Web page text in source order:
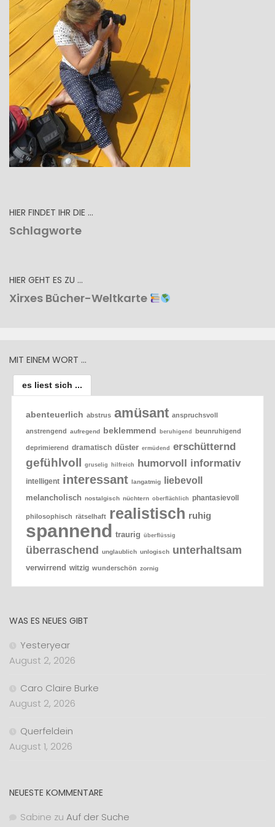
HIER FINDET IHR DIE …
Schlagworte
HIER GEHT ES ZU …
Xirxes Bücher-Weltkarte
MIT EINEM WORT …
es liest sich ...
abenteuerlich abstrus amüsant anspruchsvoll
anstrengend aufregend beklemmend beruhigend beunruhigend
deprimierend dramatisch düster ermüdend erschütternd
gefühlvoll gruselig hilfreich humorvoll informativ
intelligent interessant langatmig liebevoll
melancholisch nostalgisch nüchtern oberflächlich phantasievoll
philosophisch rätselhaft realistisch ruhig
spannend traurig überflüssig
überraschend unglaublich unlogisch unterhaltsam
verwirrend witzig wunderschön zornig
WAS ES NEUES GIBT
Yesteryear
August 2, 2026
Caro Claire Burke
August 2, 2026
Querfeldein
August 1, 2026
NEUESTE KOMMENTARE
Sabine zu Auf der Suche